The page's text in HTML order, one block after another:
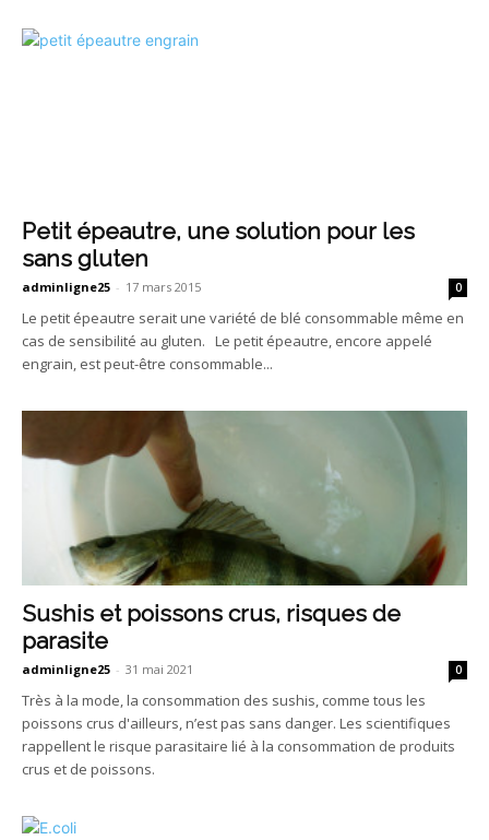
Petit épeautre, une solution pour les
sans gluten
adminligne25 - 17 mars 2015 0
Le petit épeautre serait une variété de blé consommable même en
cas de sensibilité au gluten. Le petit épeautre, encore appelé
engrain, est peut-être consommable...
Sushis et poissons crus, risques de
parasite
adminligne25 - 31 mai 2021 0
Très à la mode, la consommation des sushis, comme tous les
poissons crus d'ailleurs, n’est pas sans danger. Les scientifiques
rappellent le risque parasitaire lié à la consommation de produits
crus et de poissons.